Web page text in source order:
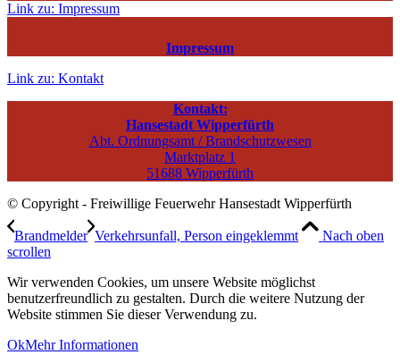
Link zu: Impressum
Impressum
Link zu: Kontakt
Kontakt:
Hansestadt Wipperfürth
Abt. Ordnungsamt / Brandschutzwesen
Marktplatz 1
51688 Wipperfürth
© Copyright - Freiwillige Feuerwehr Hansestadt Wipperfürth
Brandmelder Verkehrsunfall, Person eingeklemmt
Nach oben
scrollen
Wir verwenden Cookies, um unsere Website möglichst
benutzerfreundlich zu gestalten. Durch die weitere Nutzung der
Website stimmen Sie dieser Verwendung zu.
OkMehr Informationen